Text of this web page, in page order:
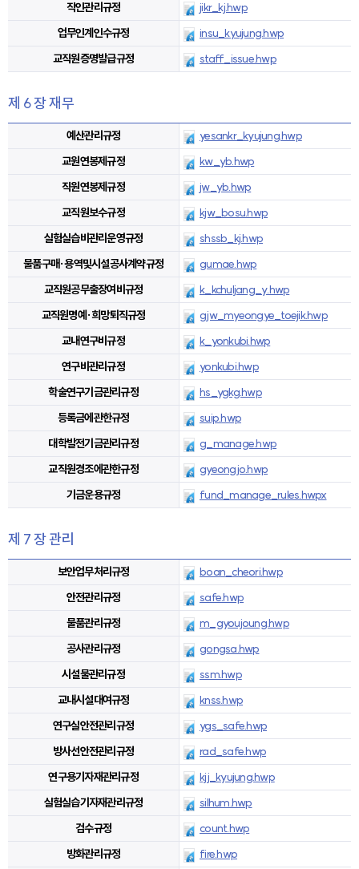
직인관리규정
jikr_kj.hwp
업무인계인수규정
insu_kyujung.hwp
교직원증명발급규정
staff_issue.hwp
제 6 장 재무
예산관리규정
yesankr_kyujung.hwp
교원연봉제규정
kw_yb.hwp
직원연봉제규정
jw_yb.hwp
교직원보수규정
kjw_bosu.hwp
실험실습비관리운영규정
shssb_kj.hwp
물품구매·용역및시설공사계약규정
gumae.hwp
교직원공무출장여비규정
k_kchuljang_y.hwp
교직원명예·희망퇴직규정
gjw_myeongye_toejik.hwp
교내연구비규정
k_yonkubi.hwp
연구비관리규정
yonkubi.hwp
학술연구기금관리규정
hs_ygkg.hwp
등록금에관한규정
suip.hwp
대학발전기금관리규정
g_manage.hwp
교직원경조에관한규정
gyeongjo.hwp
기금운용규정
fund_manage_rules.hwpx
제 7 장 관리
보안업무처리규정
boan_cheori.hwp
안전관리규정
safe.hwp
물품관리규정
m_gyoujoung.hwp
공사관리규정
gongsa.hwp
시설물관리규정
ssm.hwp
교내시설대여규정
knss.hwp
연구실안전관리규정
ygs_safe.hwp
방사선안전관리규정
rad_safe.hwp
연구용기자재관리규정
kjj_kyujung.hwp
실험실습기자재관리규정
silhum.hwp
검수규정
count.hwp
방화관리규정
fire.hwp